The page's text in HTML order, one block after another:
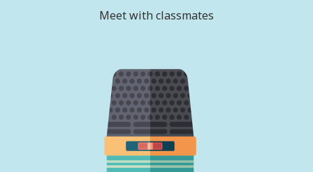
Meet with classmates